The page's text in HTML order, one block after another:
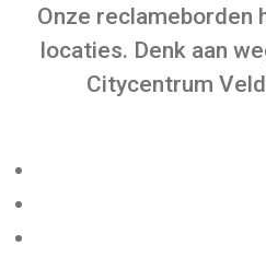
Onze reclameborden
locaties. Denk aan
Citycentrum